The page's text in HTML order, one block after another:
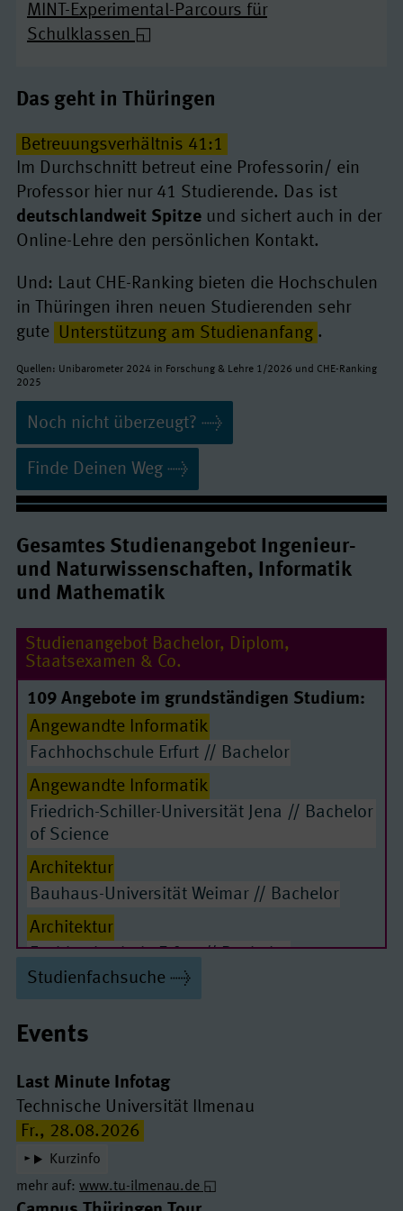
MINT-Experimental-Parcours für
Schulklassen
Das geht in Thüringen
Betreuungsverhältnis 41:1
Im Durchschnitt betreut eine Professorin/ ein
Professor hier nur 41 Studierende. Das ist
deutschlandweit Spitze und sichert auch in der
Online-Lehre den persönlichen Kontakt.
Und: Laut CHE-Ranking bieten die Hochschulen
in Thüringen ihren neuen Studierenden sehr
gute
Unterstützung am Studienanfang .
Quellen: Unibarometer 2024 in Forschung & Lehre 1/2026 und CHE-Ranking
2025
Noch nicht überzeugt?
Finde Deinen Weg
Youtube/ Video: erlauben
Quelle: www.youtube-nocookie.com
Gesamtes Studienangebot Ingenieur-
und Naturwissenschaften, Informatik
und Mathematik
Studienangebot Bachelor, Diplom,
Staatsexamen & Co.
109 Angebote im grundständigen Studium:
Angewandte Informatik
Fachhochschule Erfurt // Bachelor
Angewandte Informatik
Friedrich-Schiller-Universität Jena // Bachelor
of Science
Architektur
Bauhaus-Universität Weimar // Bachelor
Architektur
Fachhochschule Erfurt // Bachelor
Augenoptik/ Optometrie
Bauingenieurwesen
Fachhochschule Erfurt // Bachelor
Bauingenieurwesen
Bauhaus-Universität Weimar // Bachelor
Betriebswirtschaftslehre mit technischer
Orientierung
Studienfachsuche
Events
Last Minute Infotag
Technische Universität Ilmenau
Fr., 28.08.2026
Kurzinfo
mehr auf: www.tu-ilmenau.de